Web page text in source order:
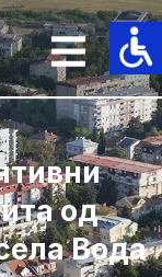
од
Вода